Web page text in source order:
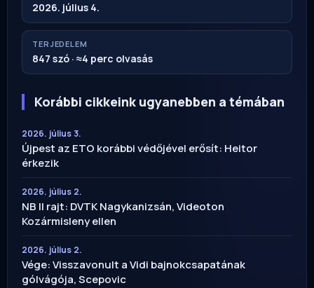
2026. július 4.
TERJEDELEM
847 szó · ≈4 perc olvasás
Korábbi cikkeink ugyanebben a témában
2026. július 3.
Újpest az ETO korábbi védőjével erősít: Heitor
érkezik
2026. július 2.
NB II rajt: DVTK Nagykanizsán, Videoton
Kozármisleny ellen
2026. július 2.
Vége: Visszavonult a Vidi bajnokcsapatának
gólvágója, Scepovic